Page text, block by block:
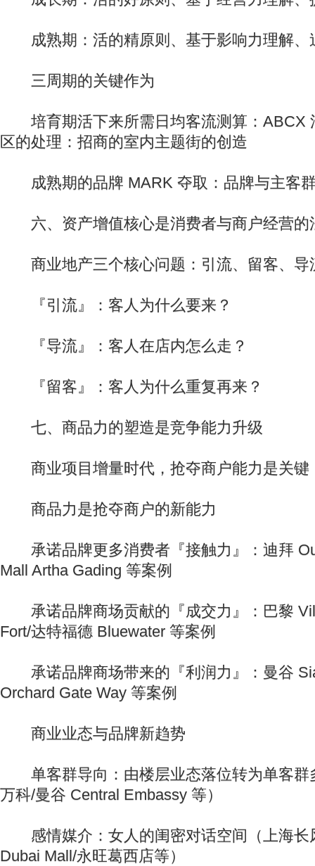
成熟期：活的精原则、基于影响力理解、
三周期的关键作为
培育期活下来所需日均客流测算：ABCX
区的处理：招商的室内主题街的创造
成熟期的品牌 MARK 夺取：品牌与主客
六、资产增值核心是消费者与商户经营的
商业地产三个核心问题：引流、留客、导
『引流』：客人为什么要来？
『导流』：客人在店内怎么走？
『留客』：客人为什么重复再来？
七、商品力的塑造是竞争能力升级
商业项目增量时代，抢夺商户能力是关键
商品力是抢夺商户的新能力
承诺品牌更多消费者『接触力』：迪拜
Mall Artha Gading 等案例
承诺品牌商场贡献的『成交力』：巴黎
Fort/达特福德 Bluewater 等案例
承诺品牌商场带来的『利润力』：曼谷
Orchard Gate Way 等案例
商业业态与品牌新趋势
单客群导向：由楼层业态落位转为单客群
万科/曼谷 Central Embassy 等）
感情媒介：女人的闺密对话空间（上海长
Dubai Mall/永旺葛西店等）